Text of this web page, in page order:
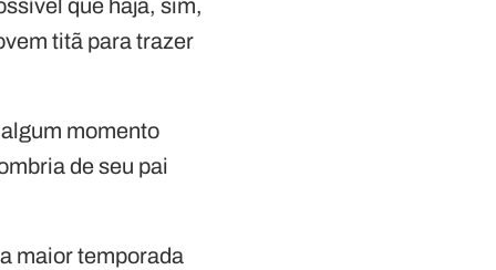
que haja, sim,
titã para trazer
momento
de seu pai
maior temporada